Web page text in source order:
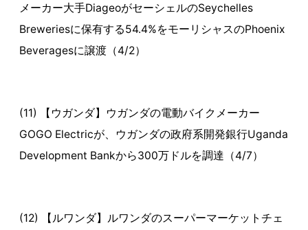
メーカー大手DiageoがセーシェルのSeychelles
Breweriesに保有する54.4%をモーリシャスのPhoenix
Beveragesに譲渡（4/2）
(11) 【ウガンダ】ウガンダの電動バイクメーカー
GOGO Electricが、ウガンダの政府系開発銀行Uganda
Development Bankから300万ドルを調達（4/7）
(12) 【ルワンダ】ルワンダのスーパーマーケットチェ